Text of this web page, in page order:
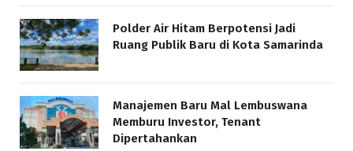
Polder Air Hitam Berpotensi Jadi
Ruang Publik Baru di Kota Samarinda
Manajemen Baru Mal Lembuswana
Memburu Investor, Tenant
Dipertahankan